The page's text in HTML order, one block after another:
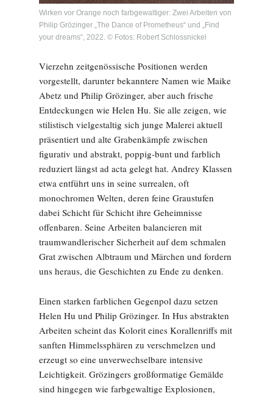
Wirken vor Orange noch farbgewaltiger: Zwei Arbeiten von
Philip Grözinger „The Dance of Prometheus“ und „Find
your dreams“, 2022. © Fotos: Robert Schlossnickel
Vierzehn zeitgenössische Positionen werden
vorgestellt, darunter bekanntere Namen wie Maike
Abetz und Philip Grözinger, aber auch frische
Entdeckungen wie Helen Hu. Sie alle zeigen, wie
stilistisch vielgestaltig sich junge Malerei aktuell
präsentiert und alte Grabenkämpfe zwischen
figurativ und abstrakt, poppig-bunt und farblich
reduziert längst ad acta gelegt hat. Andrey Klassen
etwa entführt uns in seine surrealen, oft
monochromen Welten, deren feine Graustufen
dabei Schicht für Schicht ihre Geheimnisse
offenbaren. Seine Arbeiten balancieren mit
traumwandlerischer Sicherheit auf dem schmalen
Grat zwischen Albtraum und Märchen und fordern
uns heraus, die Geschichten zu Ende zu denken.
Einen starken farblichen Gegenpol dazu setzen
Helen Hu und Philip Grözinger. In Hus abstrakten
Arbeiten scheint das Kolorit eines Korallenriffs mit
sanften Himmelssphären zu verschmelzen und
erzeugt so eine unverwechselbare intensive
Leichtigkeit. Grözingers großformatige Gemälde
sind hingegen wie farbgewaltige Explosionen,